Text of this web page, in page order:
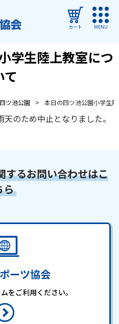
カート MENU
せ
特定商取引法に基づく表記
協会に関する
せはこちら
学生陸上教室につ
て
四ツ池公園 本日の四ツ池公園小学生
のため中止となりました。
するお問い合わせはこ
ら
ーツ協会
をご利用ください。